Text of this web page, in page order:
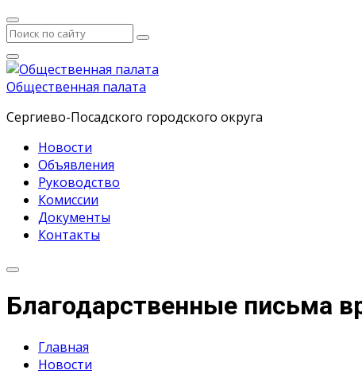
Общественная палата
Сергиево-Посадского городского округа
Новости
Объявления
Руководство
Комиссии
Документы
Контакты
Благодарственные письма
Главная
Новости